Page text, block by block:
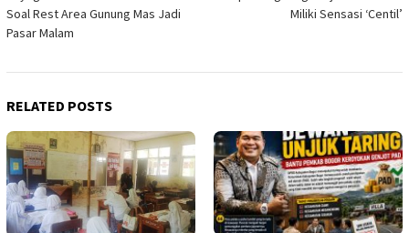
Soal Rest Area Gunung Mas Jadi
Pasar Malam
Miliki Sensasi ‘Centil’
RELATED POSTS